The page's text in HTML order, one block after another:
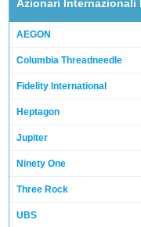
Azionari Internazionali
AEGON
Columbia Threadneedle
Fidelity International
Heptagon
Jupiter
Ninety One
Three Rock
UBS